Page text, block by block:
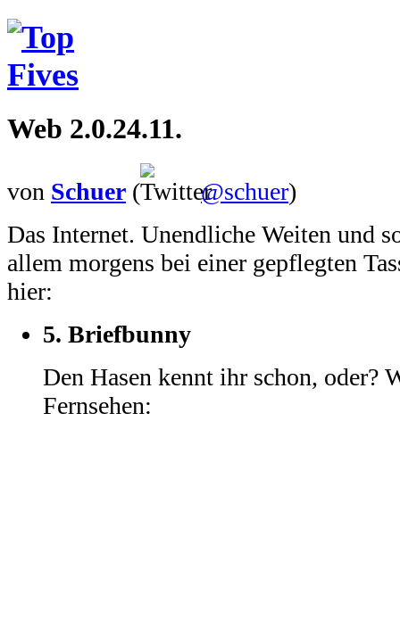
Web 2.0.24.11.
von Schuer ( @schuer)
Das Internet. Unendliche Weiten und
allem morgens bei einer gepflegten
hier:
5. Briefbunny
Den Hasen kennt ihr schon, oder?
Fernsehen: